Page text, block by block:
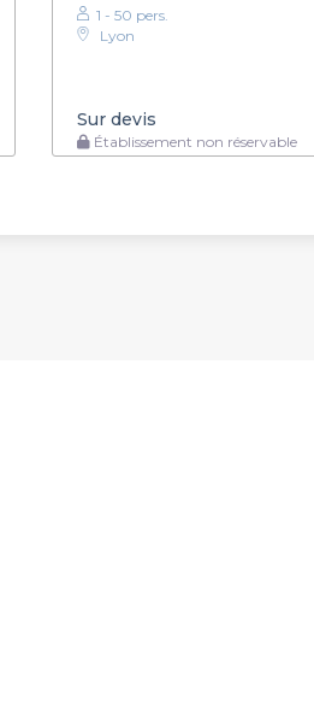
1 - 50 pers.
Lyon
Sur devis
Établissement non réservable